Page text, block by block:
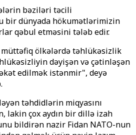
bəziləri təcili
bir dünyada hökumətlərimizin
qəbul etməsini tələb edir.
müttəfiq ölkələrdə təhlükəsizlik
dəyişən və çətinləşən
edilmək istənmir", deyə
təhdidlərin miqyasını
lakin çox aydın bir dillə izah
bildirən nazir Fidan NATO-nun